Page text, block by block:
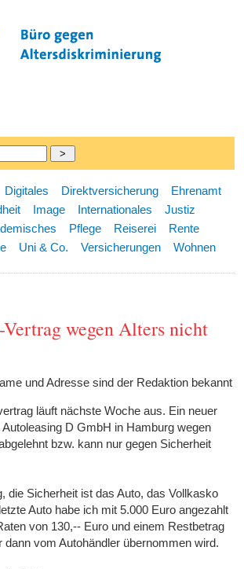
Digitales Direktversicherung
Ehrenamt
Image Internationales
Justiz
Pflege Reiserei
Rente
Uni & Co. Versicherungen Wohnen
wegen Alters nicht
und Adresse sind der Redaktion bekannt
läuft nächste Woche aus. Ein neuer
D GmbH in Hamburg wegen
bzw. kann nur gegen Sicherheit
die Sicherheit ist das Auto, das Vollkasko
Auto habe ich mit 5.000 Euro angezahlt
von 130,-- Euro und einem Restbetrag
dann vom Autohändler übernommen wird.